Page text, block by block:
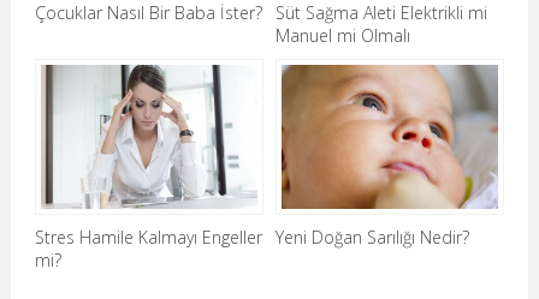
Çocuklar Nasıl Bir Baba İster?
Süt Sağma Aleti Elektrikli mi
Manuel mi Olmalı
Stres Hamile Kalmayı Engeller
mi?
Yeni Doğan Sarılığı Nedir?